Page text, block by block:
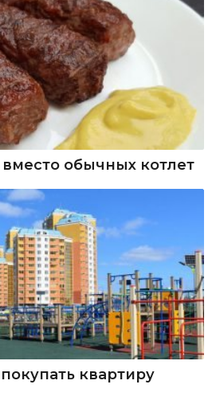
обычных котлет
квартиру